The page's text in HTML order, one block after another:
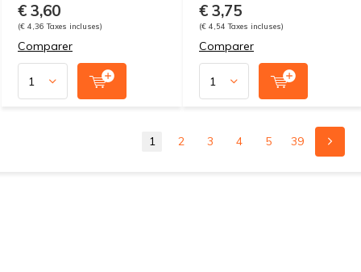
€ 3,60
(€ 4,36 Taxes incluses)
Comparer
€ 3,75
(€ 4,54 Taxes incluses)
Comparer
1 2 3 4 5 39